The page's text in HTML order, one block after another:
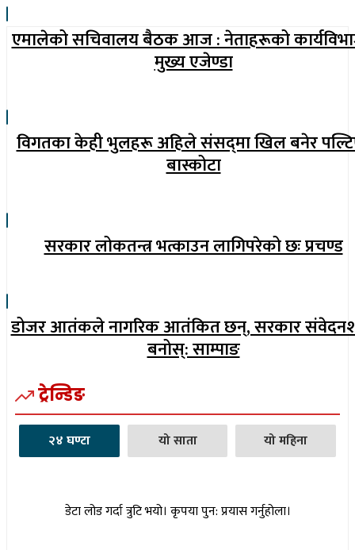
एमालेको सचिवालय बैठक आज : नेताहरूको
मुख्य एजेण्डा
विगतका केही भुलहरू अहिले संसद्‍मा खिल बनेर
बास्कोटा
सरकार लोकतन्त्र भत्काउन लागिपरेको छः प्रचण्ड
डोजर आतंकले नागरिक आतंकित छन्, सरकार
बनोस्: साम्पाङ
ट्रेन्डिङ
२४ घण्टा यो साता यो महिना
डेटा लोड गर्दा त्रुटि भयो। कृपया पुन: प्रयास गर्नुहोला।